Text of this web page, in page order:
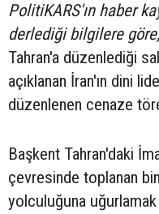
PolitiKARS'ın haber
derlediği bilgilere göre;
Tahran'a düzenlediği
açıklanan İran'ın dini
düzenlenen cenaze
Başkent Tahran'daki
çevresinde toplanan
yolculuğuna